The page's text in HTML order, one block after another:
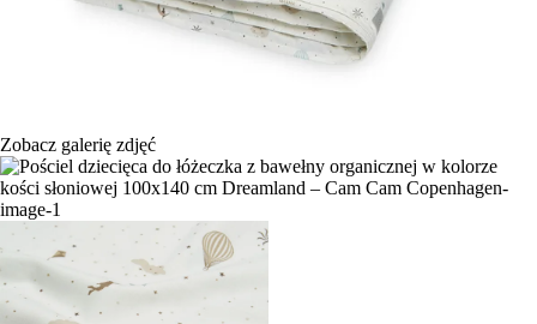
Zobacz galerię zdjęć